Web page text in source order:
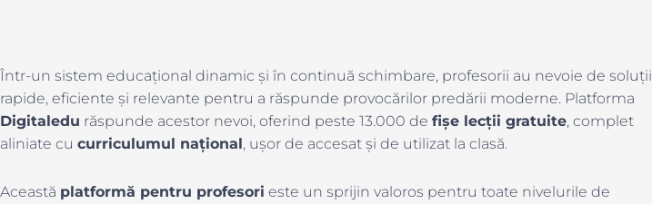
Într-un sistem educațional dinamic și în continuă schimbare, profesorii au nevoie de soluții
rapide, eficiente și relevante pentru a răspunde provocărilor predării moderne. Platforma
Digitaledu răspunde acestor nevoi, oferind peste 13.000 de fișe lecții gratuite, complet
aliniate cu curriculumul național, ușor de accesat și de utilizat la clasă.
Această platformă pentru profesori este un sprijin valoros pentru toate nivelurile de